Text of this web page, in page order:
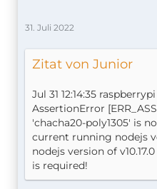
31. Juli 2022
Zitat von Junior
Jul 31 12:14:35
AssertionError
'chacha20-poly1305' is
current running nodejs
nodejs version of v10.17.0
is required!